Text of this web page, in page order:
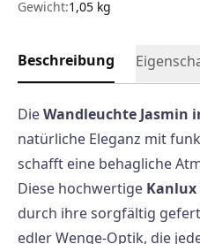
Gewicht:1,05 kg
Beschreibung
DieWandleuchte Jasmin
natürliche Eleganz mit
schafft eine behagliche
Diese hochwertige
durch ihre sorgfältig
edler Wenge-Optik, die